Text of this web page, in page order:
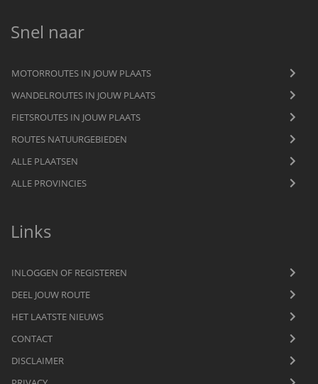
Snel naar
MOTORROUTES IN JOUW PLAATS
WANDELROUTES IN JOUW PLAATS
FIETSROUTES IN JOUW PLAATS
ROUTES NATUURGEBIEDEN
ALLE PLAATSEN
ALLE PROVINCIES
Links
INLOGGEN OF REGISTEREN
DEEL JOUW ROUTE
HET LAATSTE NIEUWS
CONTACT
DISCLAIMER